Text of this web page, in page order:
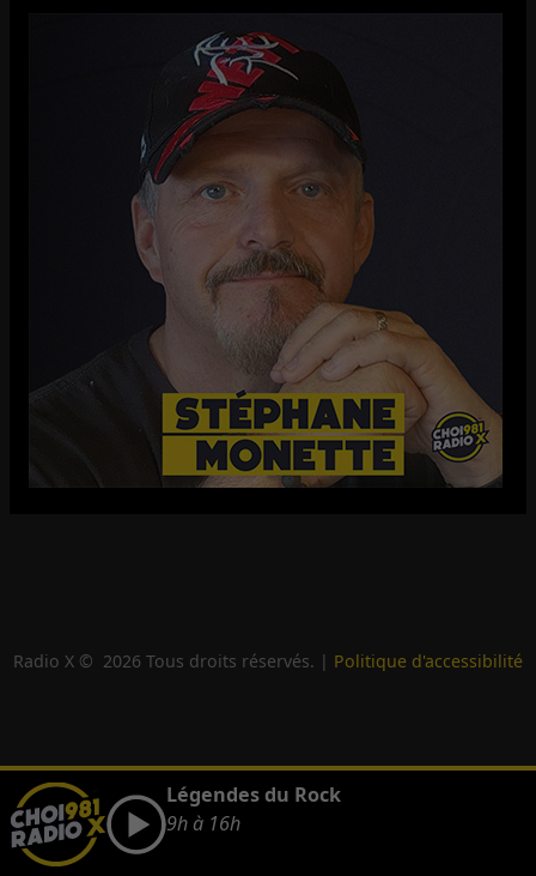
Radio X © 2026 Tous droits réservés. | Politique d'accessibilité
Légendes du Rock
9h à 16h